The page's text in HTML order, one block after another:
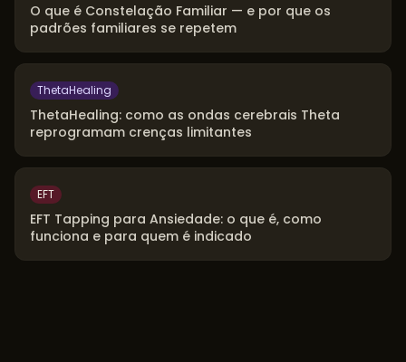
O que é Constelação Familiar — e por que os
padrões familiares se repetem
ThetaHealing
ThetaHealing: como as ondas cerebrais Theta
reprogramam crenças limitantes
EFT
EFT Tapping para Ansiedade: o que é, como
funciona e para quem é indicado